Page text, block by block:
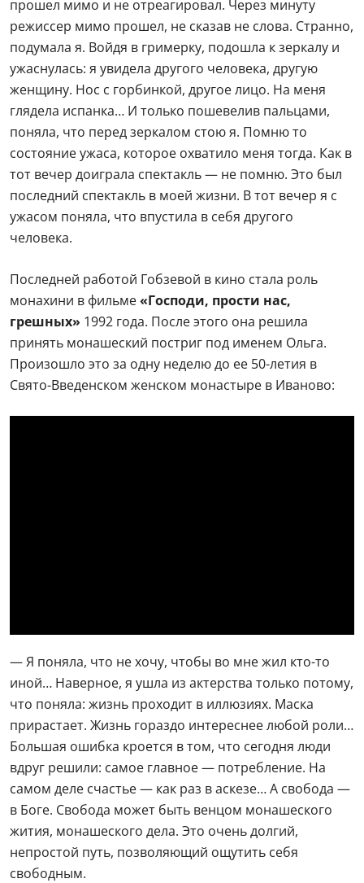
прошел мимо и не отреагировал. Через минуту
режиссер мимо прошел, не сказав не слова. Странно,
подумала я. Войдя в гримерку, подошла к зеркалу и
ужаснулась: я увидела другого человека, другую
женщину. Нос с горбинкой, другое лицо. На меня
глядела испанка… И только пошевелив пальцами,
поняла, что перед зеркалом стою я. Помню то
состояние ужаса, которое охватило меня тогда. Как в
тот вечер доиграла спектакль — не помню. Это был
последний спектакль в моей жизни. В тот вечер я с
ужасом поняла, что впустила в себя другого
человека.
Последней работой Гобзевой в кино стала роль
монахини в фильме«Господи, прости нас,
грешных» 1992 года. После этого она решила
принять монашеский постриг под именем Ольга.
Произошло это за одну неделю до ее 50-летия в
Свято-Введенском женском монастыре в Иваново:
— Я поняла, что не хочу, чтобы во мне жил кто-то
иной… Наверное, я ушла из актерства только потому,
что поняла: жизнь проходит в иллюзиях. Маска
прирастает. Жизнь гораздо интереснее любой роли…
Большая ошибка кроется в том, что сегодня люди
вдруг решили: самое главное — потребление. На
самом деле счастье — как раз в аскезе… А свобода —
в Боге. Свобода может быть венцом монашеского
жития, монашеского дела. Это очень долгий,
непростой путь, позволяющий ощутить себя
свободным.